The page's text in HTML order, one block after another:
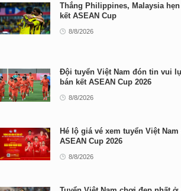
Thắng Philippines, Malaysia
kết ASEAN Cup
8/8/2026
Đội tuyển Việt Nam đón tin vui
bán kết ASEAN Cup 2026
8/8/2026
Hé lộ giá vé xem tuyển Việt
ASEAN Cup 2026
8/8/2026